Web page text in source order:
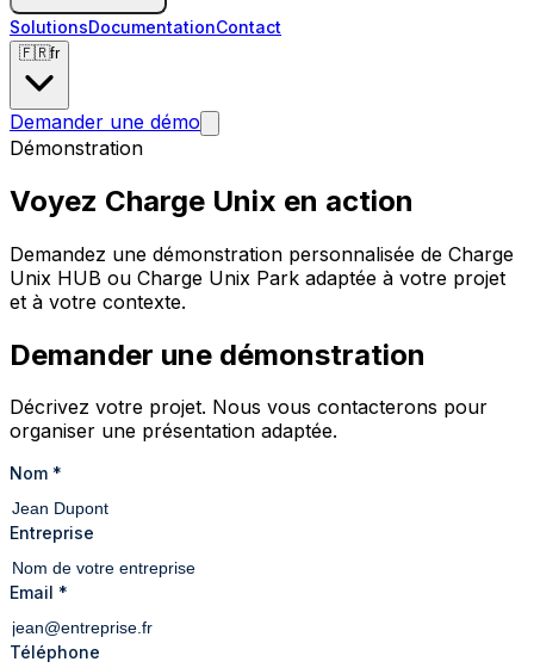
SolutionsDocumentationContact
🇫🇷fr
Demander une démo
Démonstration
Voyez Charge Unix en action
Demandez une démonstration personnalisée de Charge
Unix HUB ou Charge Unix Park adaptée à votre projet
et à votre contexte.
Demander une démonstration
Décrivez votre projet. Nous vous contacterons pour
organiser une présentation adaptée.
Nom *
Entreprise
Email *
Téléphone